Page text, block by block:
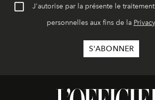
J'autorise par la présente le
personnelles aux fins de la